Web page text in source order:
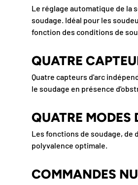
Le réglage automatique de la
soudage. Idéal pour les
fonction des conditions de
QUATRE
Quatre capteurs d'arc
le soudage en présence
QUATRE MODES
Les fonctions de soudage, de
polyvalence optimale.
COMMANDES